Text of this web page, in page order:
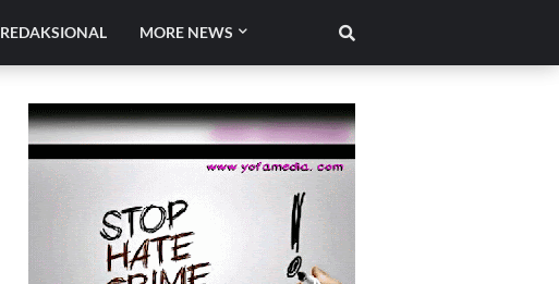
REDAKSIONAL MORE NEWS